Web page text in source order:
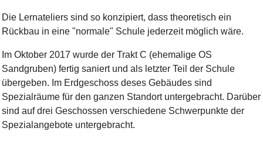
Die Lernateliers sind so konzipiert, dass theoretisch ein
Rückbau in eine "normale" Schule jederzeit möglich wäre.
Im Oktober 2017 wurde der Trakt C (ehemalige OS
Sandgruben) fertig saniert und als letzter Teil der Schule
übergeben. Im Erdgeschoss deses Gebäudes sind
Spezialräume für den ganzen Standort untergebracht. Darüber
sind auf drei Geschossen verschiedene Schwerpunkte der
Spezialangebote untergebracht.